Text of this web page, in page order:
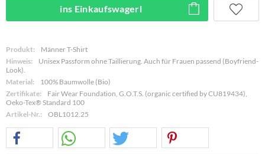
ins Einkaufswagerl
Produkt:
Männer T-Shirt
Hinweis:
Unisex Passform ohne Taillierung. Auch für Frauen passend (Boyfriend-
Look).
Material:
100% Baumwolle (Bio)
Zertifikate:
Fair Wear Foundation, G.O.T.S. (organic certified by CU819434),
Oeko-Tex® Standard 100
Artikel-Nr.:
OBL1012.25